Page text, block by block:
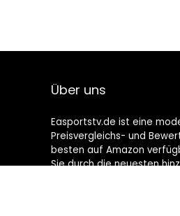
Über uns
Easportstv.de ist eine
Preisvergleichs- und
besten auf Amazon
Sie durch die neuesten